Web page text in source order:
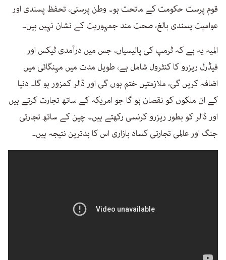
قوم پرست حکومت کے ماتحت ہو۔ وطن پرستی، تحفظ پسندی اور
عوامیت پسندی بالغ، صحت مند جمہوریت کے نشان نہیں ہیں۔
المیہ یہ ہے کہ ٹرمپ کی پالیسیاں، جس میں درآمدی ٹیکس اور
فیڈرل ریزرو کا کنٹرول شامل ہے، طویل مدت میں مہنگائی میں
اضافہ کریں گی، ملازمتیں ختم ہوں گی اور ڈالر کمزور ہو گا۔ دنیا
کے ان ملکوں کو نقصان ہو گا جو امریکہ کے ساتھ تجارت کرتے ہیں
اور ڈالر کو بطور ریزرو کرنسی رکھتے ہیں۔ چین کے ساتھ تجارتی
جنگ اور عالمی تجارتی کساد بازاری اس کا بدترین نتیجہ ہیں۔